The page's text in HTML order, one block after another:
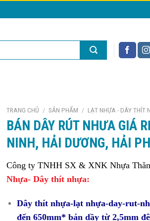
TRANG CHỦ / SẢN PHẨM / LẠT NHỰA - DÂY THÍT
BÁN DÂY RÚT NHƯA GIÁ
NINH, HẢI DƯƠNG, HẢI
Công ty TNHH SX & XNK Nhựa
Nhựa- Dây thít nhựa:
Dây thít nhựa-lạt nhựa-day-rut-
đến 650mm* bản dầy từ 2,5mm